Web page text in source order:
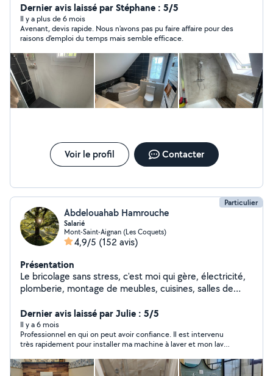
des interventions rapides et efficaces pour tous vos
besoins : fuite d'eau, débouchage, remplacement de
robinetterie, chauffe-eau, WC, etc Spécialiste en
rénovation de salle de bain, je vous accompagne de A à
Z : dépose, plomberie, carrelage, faïence, meubles,
douche à l'italienne Un seul interlocuteur pour un
chantier propre et bien réalisé. Devis gratuits Artisan
local, réactif et ponctuel Dépannage en urgence 6 j/7 à
Rouen et alentours (Bonsecours, Mesnil-Esnard,
Normandie,etc
Dernier avis laissé par Stéphane : 5/5
Il y a plus de 6 mois
Avenant, devis rapide. Nous n'avons pas pu faire affaire pour des
raisons d'emploi du temps mais semble efficace.
Voir le profil Contacter
Particulier
Abdelouahab Hamrouche
Salarié
Mont-Saint-Aignan (Les Coquets)
4,9/5 (152 avis)
Présentation
Le bricolage sans stress, c'est moi qui gère, électricité,
plomberie, montage de meubles, cuisines, salles de
Dernier avis laissé par Julie : 5/5
Il y a 6 mois
Professionnel en qui on peut avoir confiance. Il est intervenu
très rapidement pour installer ma machine à laver et mon lave
appel à lui dès que j'en aurais le besoin.